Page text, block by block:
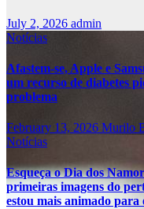
July 2, 2026 admin
Notícias
Afastem-se, Apple e
um recurso de diabetes
problema
February 13, 2026 Murilo
Notícias
Esqueça o Dia dos
primeiras imagens do
estou mais animado para